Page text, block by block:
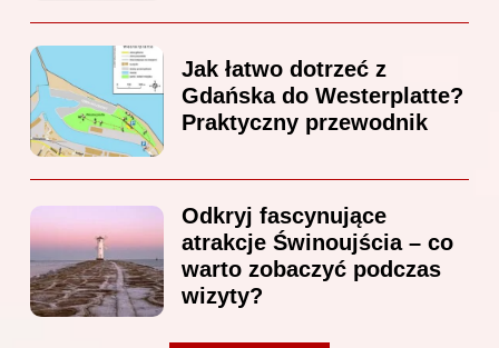
Jak łatwo dotrzeć z
Gdańska do Westerplatte?
Praktyczny przewodnik
Odkryj fascynujące
atrakcje Świnoujścia – co
warto zobaczyć podczas
wizyty?